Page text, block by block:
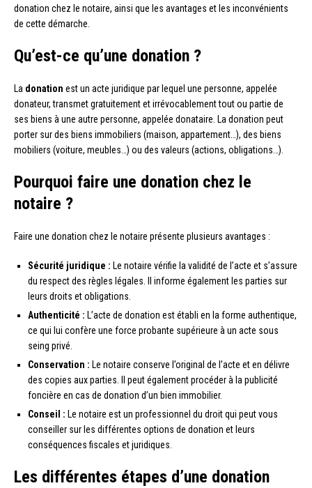
donation chez le notaire, ainsi que les avantages et les inconvénients
de cette démarche.
Qu’est-ce qu’une donation ?
La donation est un acte juridique par lequel une personne, appelée
donateur, transmet gratuitement et irrévocablement tout ou partie de
ses biens à une autre personne, appelée donataire. La donation peut
porter sur des biens immobiliers (maison, appartement…), des biens
mobiliers (voiture, meubles…) ou des valeurs (actions, obligations…).
Pourquoi faire une donation chez le
notaire ?
Faire une donation chez le notaire présente plusieurs avantages :
Sécurité juridique : Le notaire vérifie la validité de l’acte et s’assure
du respect des règles légales. Il informe également les parties sur
leurs droits et obligations.
Authenticité : L’acte de donation est établi en la forme authentique,
ce qui lui confère une force probante supérieure à un acte sous
seing privé.
Conservation : Le notaire conserve l’original de l’acte et en délivre
des copies aux parties. Il peut également procéder à la publicité
foncière en cas de donation d’un bien immobilier.
Conseil : Le notaire est un professionnel du droit qui peut vous
conseiller sur les différentes options de donation et leurs
conséquences fiscales et juridiques.
Les différentes étapes d’une donation